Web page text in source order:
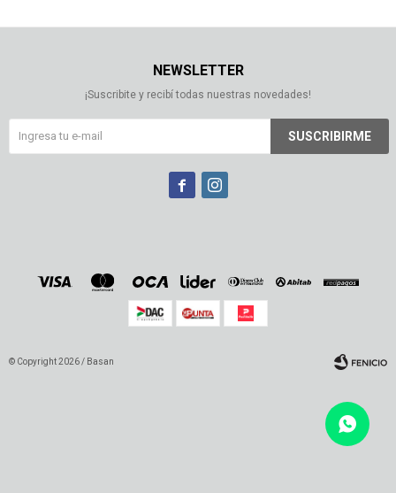
NEWSLETTER
¡Suscribite y recibí todas nuestras novedades!
SUSCRIBIRME
 
© Copyright 2026 / Basan